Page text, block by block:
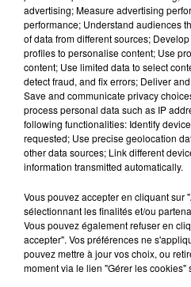
4 août 2026
HÉRAULT, PYRÉNÉES-
SPOTS DE SNORKELING
Pas besoin de bouteilles de
complexes pour observer la vie
advertising; Measure advertising
performance; Understand audiences
of data from different sources;
profiles to personalise content; Use
content; Use limited data to select
detect fraud, and fix errors; Deliver
Save and communicate privacy
process personal data such as IP
following functionalities: Identify
requested; Use precise geolocation
other data sources; Link different
information transmitted automatically.
Vous pouvez accepter en cliquant sur
sélectionnant les finalités et/ou
Vous pouvez également refuser en
accepter". Vos préférences ne
pouvez mettre à jour vos choix, ou
moment via le lien "Gérer les